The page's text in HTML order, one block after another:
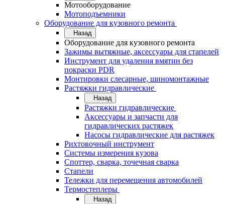
Мотооборудование
Мотоподъемники
Оборудование для кузовного ремонта
Назад
Оборудование для кузовного ремонта
Зажимы вытяжные, аксессуары для стапелей
Инструмент для удаления вмятин без
покраски PDR
Монтировки слесарные, шиномонтажные
Растяжки гидравлические
Назад
Растяжки гидравлические
Аксессуары и запчасти для
гидравлических растяжек
Насосы гидравлические для растяжек
Рихтовочный инструмент
Системы измерения кузова
Споттер, сварка, точечная сварка
Стапели
Тележки для перемещения автомобилей
Термостеплеры
Назад